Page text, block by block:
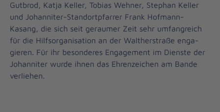
Gutbrod, Katja Keller, Tobias Wehner, Stephan Keller
und Johanniter-Standortpfarrer Frank Hofmann-
Kasang, die sich seit geraumer Zeit sehr umfangreich
für die Hilfsorganisation an der Waltherstraße enga-
gieren. Für ihr besonderes Engagement im Dienste der
Johanniter wurde ihnen das Ehrenzeichen am Bande
verliehen.